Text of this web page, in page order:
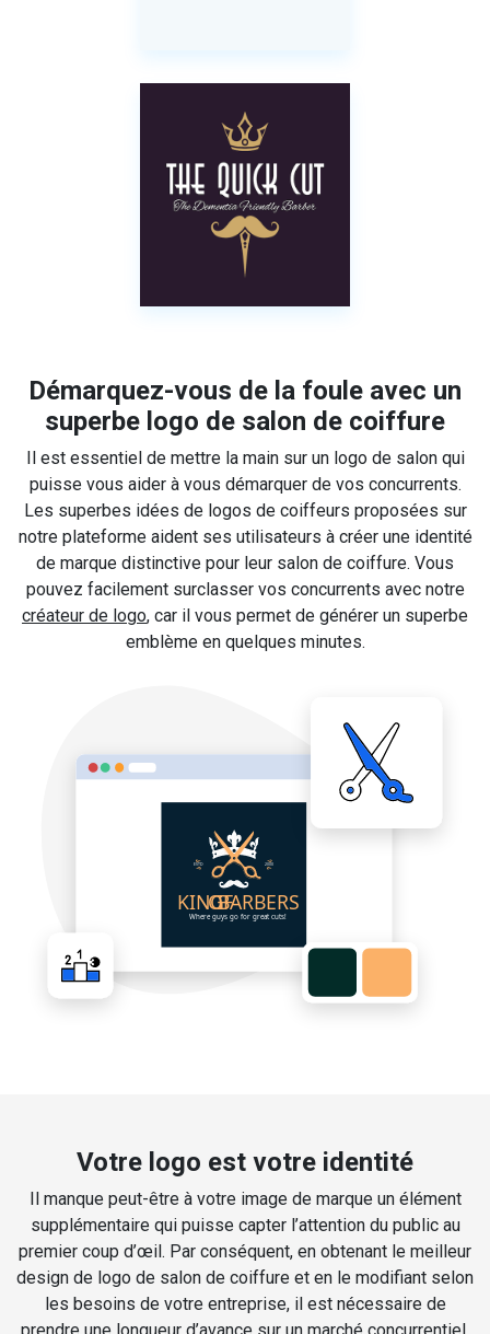
Démarquez-vous de la foule avec un
superbe logo de salon de coiffure
Il est essentiel de mettre la main sur un logo de salon qui
puisse vous aider à vous démarquer de vos concurrents.
Les superbes idées de logos de coiffeurs proposées sur
notre plateforme aident ses utilisateurs à créer une identité
de marque distinctive pour leur salon de coiffure. Vous
pouvez facilement surclasser vos concurrents avec notre
créateur de logo, car il vous permet de générer un superbe
emblème en quelques minutes.
Votre logo est votre identité
Il manque peut-être à votre image de marque un élément
supplémentaire qui puisse capter l’attention du public au
premier coup d’œil. Par conséquent, en obtenant le meilleur
design de logo de salon de coiffure et en le modifiant selon
les besoins de votre entreprise, il est nécessaire de